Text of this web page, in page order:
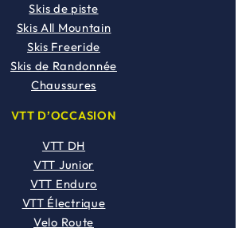
Skis de piste
Skis All Mountain
Skis Freeride
Skis de Randonnée
Chaussures
VTT D’OCCASION
VTT DH
VTT Junior
VTT Enduro
VTT Électrique
Velo Route